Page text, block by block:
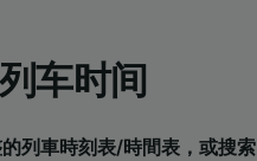
车时间
列車時刻表/時間表，或搜索